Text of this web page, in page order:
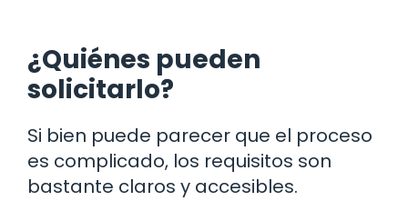
¿Quiénes pueden
solicitarlo?
Si bien puede parecer que el proceso
es complicado, los requisitos son
bastante claros y accesibles.